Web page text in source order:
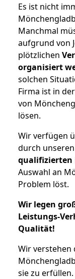
Es ist nicht
Manchmal
aufgrund von
plötzlichen
organisiert
solchen
Firma ist in
von
lösen.
Wir verfügen
durch
qualifizierten
Auswahl an
Problem löst.
Wir legen
Leistungs-
Qualität!
Wir verstehen
sie zu erfüllen.